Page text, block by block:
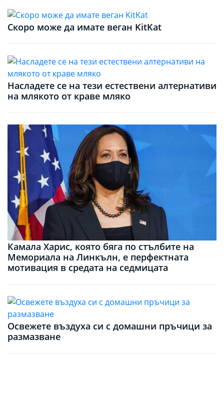
Скоро може да имате веган KitKat
Насладете се на тези естествени алтернативи
на млякото от краве мляко
Камала Харис, която бяга по стълбите на
Мемориала на Линкълн, е перфектната
мотивация в средата на седмицата
Освежете въздуха си с домашни пръчици за
размазване